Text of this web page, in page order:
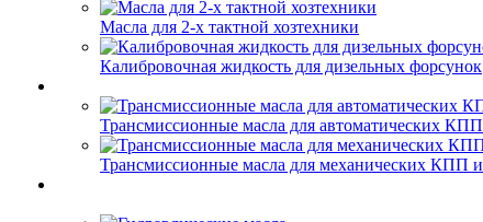
Масла для 2-х тактной хозтехники
Калибровочная жидкость для дизельных форсунок
Трансмиссионные масла для автоматических КПП
Трансмиссионные масла для механических КПП